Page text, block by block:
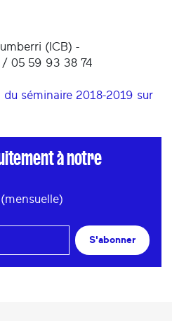
(ICB) -
/ 05 59 93 38 74
séminaire 2018-2019 sur
à notre
S'abonner